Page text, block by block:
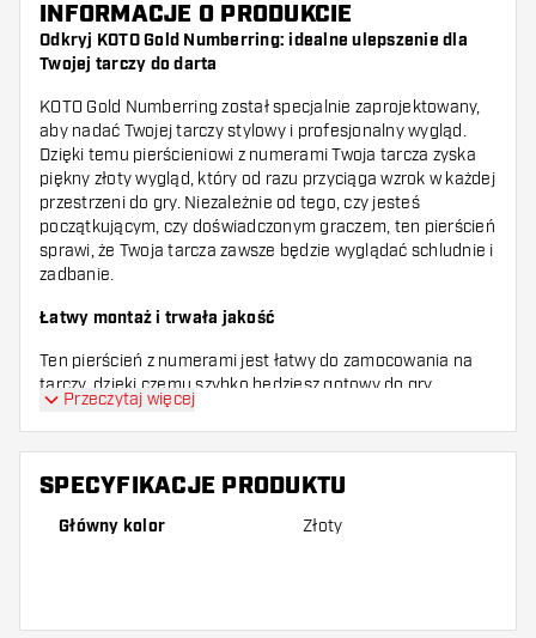
INFORMACJE O PRODUKCIE
Odkryj KOTO Gold Numberring: idealne ulepszenie dla
Twojej tarczy do darta
KOTO Gold Numberring został specjalnie zaprojektowany,
aby nadać Twojej tarczy stylowy i profesjonalny wygląd.
Dzięki temu pierścieniowi z numerami Twoja tarcza zyska
piękny złoty wygląd, który od razu przyciąga wzrok w każdej
przestrzeni do gry. Niezależnie od tego, czy jesteś
początkującym, czy doświadczonym graczem, ten pierścień
sprawi, że Twoja tarcza zawsze będzie wyglądać schludnie i
zadbanie.
Łatwy montaż i trwała jakość
Ten pierścień z numerami jest łatwy do zamocowania na
tarczy, dzięki czemu szybko będziesz gotowy do gry.
Wykonany z wysokiej jakości materiałów, KOTO Gold
Numberring jest trwały i odporny na uderzenia wielu lotek.
Dzięki temu Twoja tarcza będzie wyglądać jak nowa przez
długi czas, bez blaknięcia czy uszkodzeń cyfr.
Ulepsz swoją grę dzięki wyraźnie widocznym numerom
Przeczytaj więcej
SPECYFIKACJE PRODUKTU
Główny kolor Złoty